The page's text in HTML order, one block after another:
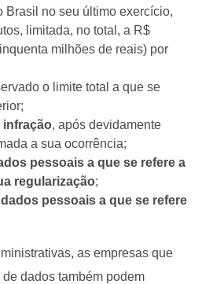
Brasil no seu último exercício,
limitada, no total, a R$
milhões de reais) por
o limite total a que se
infração, após devidamente
a sua ocorrência;
pessoais a que se refere a
regularização;
pessoais a que se refere
as empresas que
dados também podem